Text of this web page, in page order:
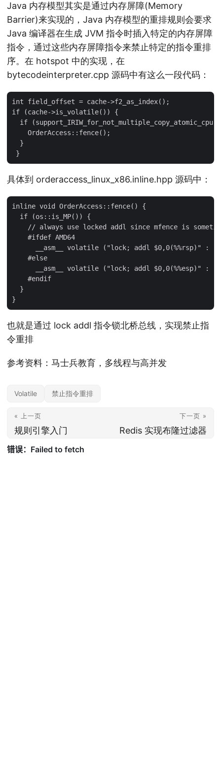
Java 内存模型其实是通过内存屏障(Memory
Barrier)来实现的，Java 内存模型的重排规则会要求
Java 编译器在生成 JVM 指令时插入特定的内存屏障
指令，通过这些内存屏障指令来禁止特定的指令重排
序。在 hotspot 中的实现，在
bytecodeinterpreter.cpp 源码中有这么一段代码：
int field_offset = cache->f2_as_index();
if (cache->is_volatile()) {
if (support_IRIW_for_not_multiple_copy_atomic_cpu)
    OrderAccess::fence();
  }
具体到 orderaccess_linux_x86.inline.hpp 源码中：
inline void OrderAccess::fence() {
  if (os::is_MP()) {
// always use locked addl since mfence is
    #ifdef AMD64
__asm__ volatile ("lock; addl $0,0(%%rsp)" : :
    #else
__asm__ volatile ("lock; addl $0,0(%%esp)" : :
    #endif
  }
也就是通过 lock addl 指令锁北桥总线，实现禁止指
令重排
参考资料：马士兵教育，多线程与高并发
Volatile 禁止指令重排
« 上一页
规则引擎入门
下一页 »
Redis 实现布隆过滤器